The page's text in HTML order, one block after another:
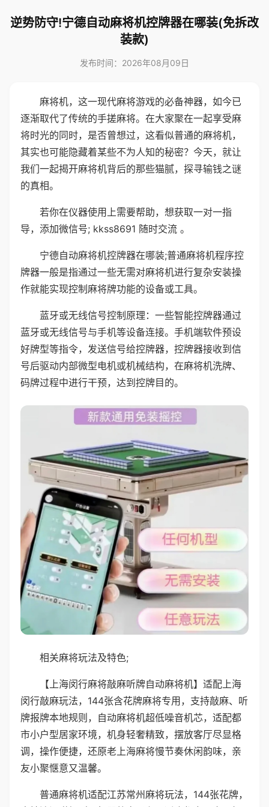
逆势防守!宁德自动麻将机控牌器在哪装(免拆改
装款)
发布时间：2026年08月09日
麻将机，这一现代麻将游戏的必备神器，如今已
逐渐取代了传统的手搓麻将。在大家聚在一起享受麻
将时光的同时，是否曾想过，这看似普通的麻将机，
其实也可能隐藏着某些不为人知的秘密？今天，就让
我们一起揭开麻将机背后的那些猫腻，探寻输钱之谜
的真相。
若你在仪器使用上需要帮助，想获取一对一指
导，添加微信号; kkss8691 随时交流 。
宁德自动麻将机控牌器在哪装;普通麻将机程序控
牌器一般是指通过一些无需对麻将机进行复杂安装操
作就能实现控制麻将牌功能的设备或工具。
蓝牙或无线信号控制原理：一些智能控牌器通过
蓝牙或无线信号与手机等设备连接。手机端软件预设
好牌型等指令，发送信号给控牌器，控牌器接收到信
号后驱动内部微型电机或机械结构，在麻将机洗牌、
码牌过程中进行干预，达到控牌目的。
相关麻将玩法及特色;
【上海闵行麻将敲麻听牌自动麻将机】适配上海
闵行敲麻玩法，144张含花牌麻将专用，支持敲麻、听
牌报牌本地规则，自动麻将机超低噪音机芯，适配都
市小户型居家环境，机身轻奢精致，摆放客厅尽显格
调，操作便捷，还原老上海麻将慢节奏休闲韵味，亲
友小聚惬意又温馨。
普通麻将机适配江苏常州麻将玩法，144张花牌，